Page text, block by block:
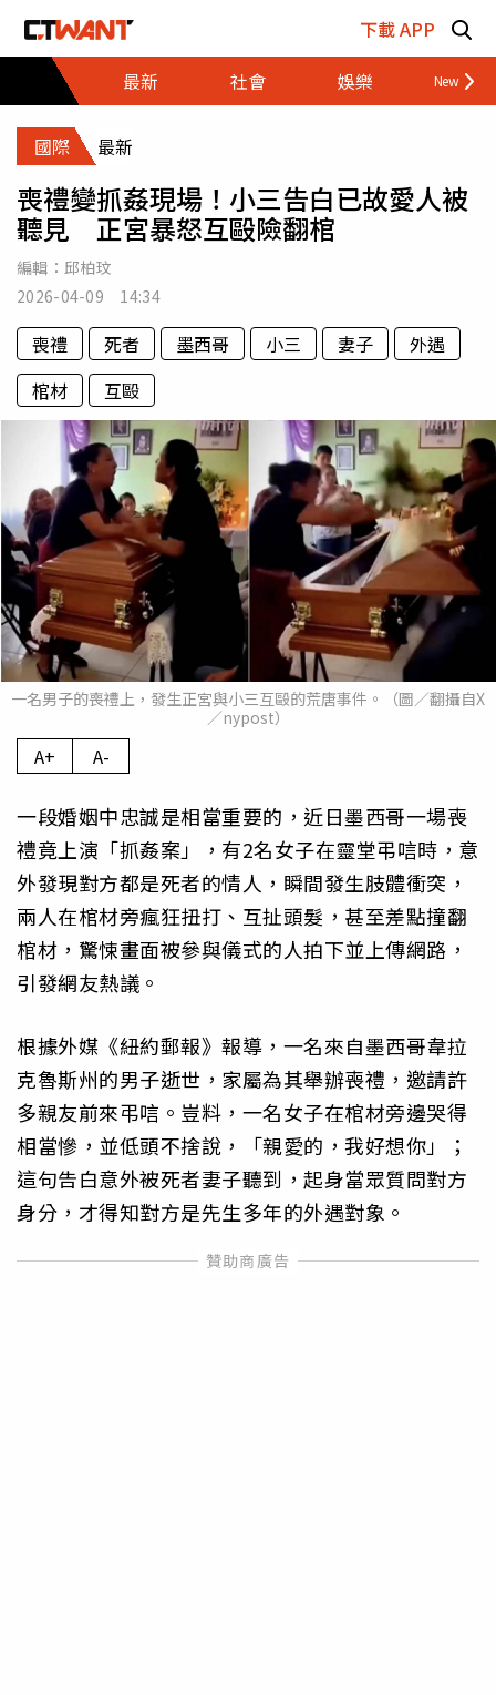
下載 APP
最新
社會 娛樂 財經
國際 最新
喪禮變抓姦現場！小三告白已故愛人被
聽見 正宮暴怒互毆險翻棺
編輯： 邱柏玟
2026-04-09 14:34
喪禮 死者 墨西哥 小三 妻子
外遇
棺材
互毆
一名男子的喪禮上，發生正宮與小三互毆的荒唐事件。（圖／翻攝自X
／nypost）
A+ A-
一段婚姻中忠誠是相當重要的，近日墨西哥一場喪
禮竟上演「抓姦案」，有2名女子在靈堂弔唁時，意
外發現對方都是死者的情人，瞬間發生肢體衝突，
兩人在棺材旁瘋狂扭打、互扯頭髮，甚至差點撞翻
棺材，驚悚畫面被參與儀式的人拍下並上傳網路，
引發網友熱議。
根據外媒《紐約郵報》報導，一名來自墨西哥韋拉
克魯斯州的男子逝世，家屬為其舉辦喪禮，邀請許
多親友前來弔唁。豈料，一名女子在棺材旁邊哭得
相當慘，並低頭不捨說，「親愛的，我好想你」；
這句告白意外被死者妻子聽到，起身當眾質問對方
身分，才得知對方是先生多年的外遇對象。